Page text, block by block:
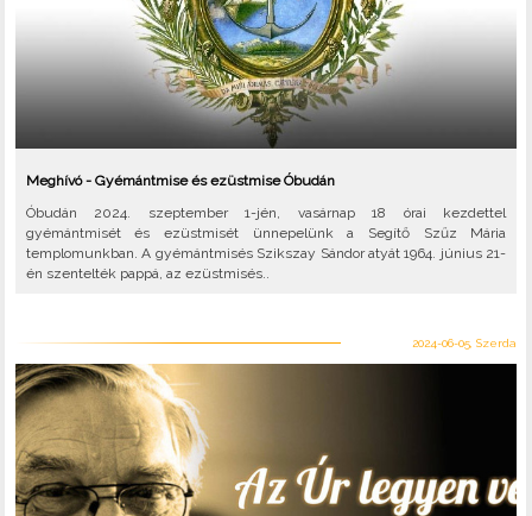
Meghívó - Gyémántmise és ezüstmise Óbudán
Óbudán 2024. szeptember 1-jén, vasárnap 18 órai kezdettel
gyémántmisét és ezüstmisét ünnepelünk a Segítő Szűz Mária
templomunkban. A gyémántmisés Szikszay Sándor atyát 1964. június 21-
én szentelték pappá, az ezüstmisés..
2024-06-05, Szerda